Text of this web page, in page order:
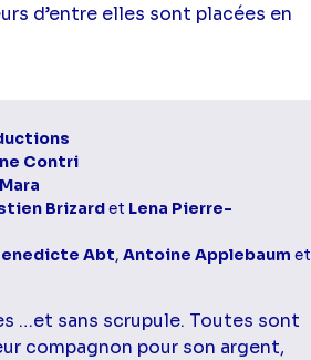
d’entre elles sont placées en
Contri
Brizardet Lena Pierre-
Abt,Antoine Applebaum et
…et sans scrupule. Toutes sont
compagnon pour son argent,